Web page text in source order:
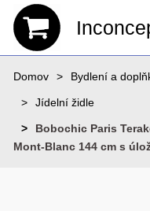
Domov Bydlení a
Jídelní židle
Bobochic Paris
Mont-Blanc 144 cm s